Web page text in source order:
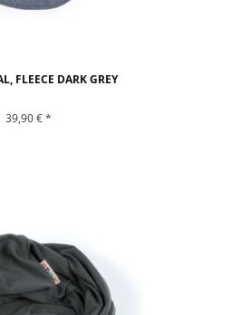
FLEECE DARK GREY
39,90 € *